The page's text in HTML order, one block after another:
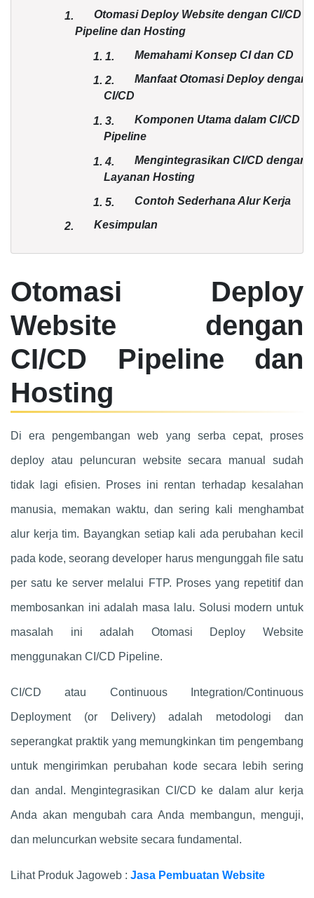
1.
Otomasi Deploy Website dengan CI/CD
Pipeline dan Hosting​​​​​​​
1. 1. Memahami Konsep CI dan CD
1. 2.
Manfaat Otomasi Deploy dengan
CI/CD
1. 3.
Komponen Utama dalam CI/CD
Pipeline
1.4.
Mengintegrasikan CI/CD dengan
Layanan Hosting
1. 5. Contoh Sederhana Alur Kerja
2. Kesimpulan
Otomasi Deploy
Website dengan
CI/CD Pipeline dan
Hosting
Di era pengembangan web yang serba cepat, proses
deploy atau peluncuran website secara manual sudah
tidak lagi efisien. Proses ini rentan terhadap kesalahan
manusia, memakan waktu, dan sering kali menghambat
alur kerja tim. Bayangkan setiap kali ada perubahan kecil
pada kode, seorang developer harus mengunggah file satu
per satu ke server melalui FTP. Proses yang repetitif dan
membosankan ini adalah masa lalu. Solusi modern untuk
masalah ini adalah Otomasi Deploy Website
menggunakan CI/CD Pipeline.
CI/CD atau Continuous Integration/Continuous
Deployment (or Delivery) adalah metodologi dan
seperangkat praktik yang memungkinkan tim pengembang
untuk mengirimkan perubahan kode secara lebih sering
dan andal. Mengintegrasikan CI/CD ke dalam alur kerja
Anda akan mengubah cara Anda membangun, menguji,
dan meluncurkan website secara fundamental.
Lihat Produk Jagoweb : Jasa Pembuatan Website